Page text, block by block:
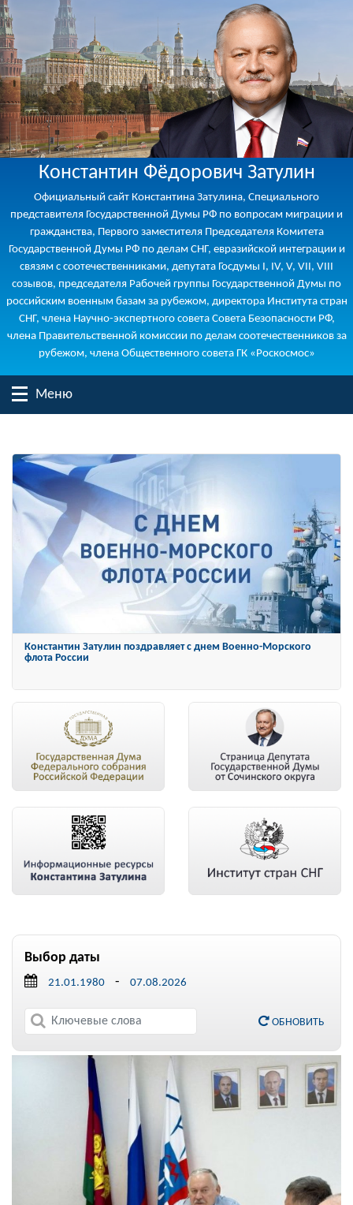
Константин Фёдорович Затулин
Официальный сайт Константина Затулина, Специального
представителя Государственной Думы РФ по вопросам миграции и
гражданства, Первого заместителя Председателя Комитета
Государственной Думы РФ по делам СНГ, евразийской интеграции и
связям с соотечественниками, депутата Госдумы I, IV, V, VII, VIII
созывов, председателя Рабочей группы Государственной Думы по
российским военным базам за рубежом, директора Института стран
СНГ, члена Научно-экспертного совета Совета Безопасности РФ,
члена Правительственной комиссии по делам соотечественников за
рубежом, члена Общественного совета ГК «Роскосмос»
Меню
Константин Затулин награжден Орденом «За заслуги перед
Отечеством» IV степени
Выбор даты
-
ОБНОВИТЬ